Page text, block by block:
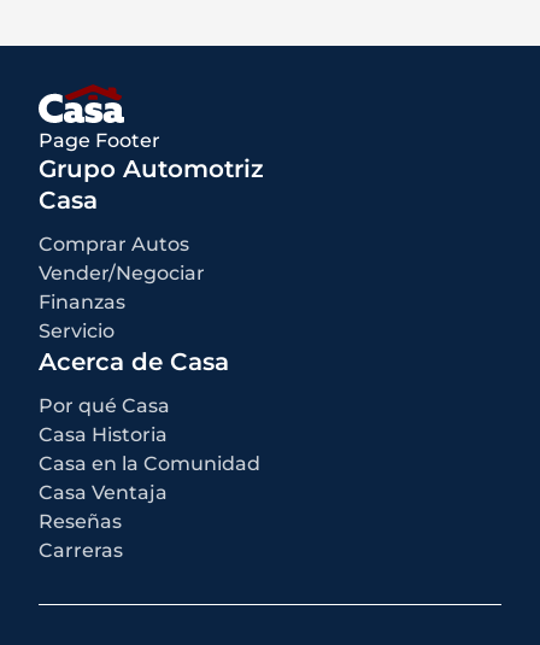
utilizarse sólo para comparación.
Qué está incluido
Los precios anunciados INCLUYEN opciones instaladas de fábrica,
accesorios instalados por el concesionario, MSRP, costos de
transporte de fábrica y descuentos e incentivos aplicables para los
cuales todos los consumidores califican. Pueden estar disponibles
descuentos o incentivos adicionales según la elegibilidad. Estos
incentivos y precios están sujetos a cambios según los programas
del fabricante.
Qué no está incluido
Todos los precios anunciados EXCLUYEN el equipo opcional
seleccionado por el comprador, una tarifa de documentación del
concesionario de $250 para los concesionarios de El Paso, e
impuestos estatales y locales, etiquetas, registro y tarifas de título.
Page Footer
Grupo Automotriz
Casa
Comprar Autos
Vender/Negociar
Finanzas
Servicio
Acerca de Casa
Por qué Casa
Casa Historia
Casa en la Comunidad
Casa Ventaja
Reseñas
Carreras